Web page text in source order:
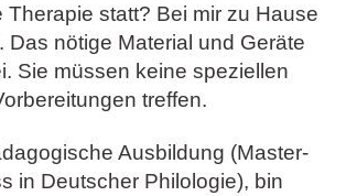
Therapie statt? Bei mir zu Hause
Das nötige Material und Geräte
Sie müssen keine speziellen
treffen.
Ausbildung (Master-
in Deutscher Philologie), bin